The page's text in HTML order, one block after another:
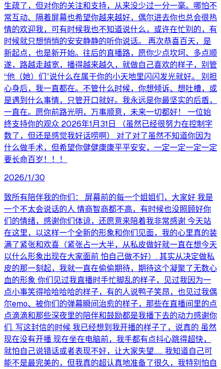
生疏了，但对你的关注和支持，从来没少过一分一毫。哪怕不
常互动、隔着屏幕也希望你越来越好，偶尔进去你也总会很热
情的欢迎我，可有时候我也不知道说什么，或许在忙别的，有
时候就只想悄悄的安安静静的听你说话。 再次恭喜百天，是
新起点，也是新开始。往后的直播路，愿你少点坎坷、多点顺
遂，路越走越宽，播得越来越久，就做自己喜欢的样子，别管
“他（她）们”说什么在属于你的小天地里闪闪发光就好。 别担
心身后，我一直都在。不管什么时候，你想倾诉、想吐槽，或
是遇到什么事情，只管开口就好。我永远是你最坚实的后盾，
一直在。愿你前路光明，万事顺意，未来一切都好！ 一位始
终支持你的观众 2026年1月31日 （虽然已经很努力在控制字
数了，但还是感觉我好话唠啊） 对了对了虽然不知道你因为
什么做手术，但希望你健健康康平平安安，一定一定一定一定
要长命百岁！！！
2026/1/30
致所有陪伴我的你们： 屏幕前的每一个姐姐们，大家好 我是
一个不太会说话的人 情商智商都不高，有时候也没照顾好你
们的情绪，感谢你们体谅，还愿意来陪着我非常感谢 今天站
在这里，以这样一个全新的形象和你们见面，我的心里真的装
满了紧张和欢喜（紧张占一大半，从私皮做好就一直在想今天
以什么形象出现在大家面前 怕自己做不好）. 其实从决定做私
皮的那一刻起，我就一直在偷偷期待，期待这个凝聚了无数心
血的形象 你们见过我直播时手忙脚乱的样子，见过我因为一
点小事笑得哈哈哈哈的样子，有的人说鸭子笑昂，也见过我偶
尔emo、被你们的弹幕瞬间治愈的样子，那些在直播间里的点
点滴滴和那些深夜里的陪伴和鼓励都是我播下去的动力感谢你
们. 写这封信的时候 我已经想到我开播的样子了，说真的 虽然
现在没有开播 现在坐在电脑前，我手都有点抖心跳得超快，
就怕自己说错话或者表现不好，让大家失望…… 我知道自己可
能不是最完美的，但我真的超认真地准备了很久，我特别怕自